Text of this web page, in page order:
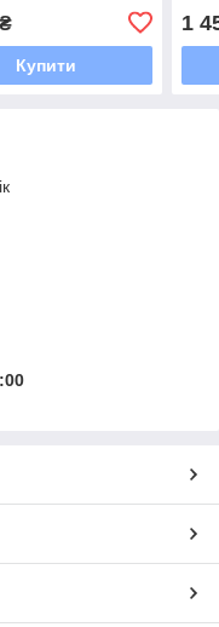
Купити
1